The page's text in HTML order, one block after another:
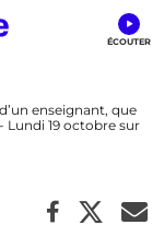
enseignant, que
Lundi 19 octobre sur